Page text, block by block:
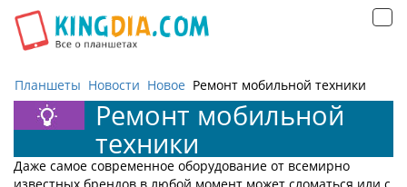
Планшеты Новости Новое Ремонт мобильной техники
Ремонт мобильной
техники
Даже самое современное оборудование от всемирно